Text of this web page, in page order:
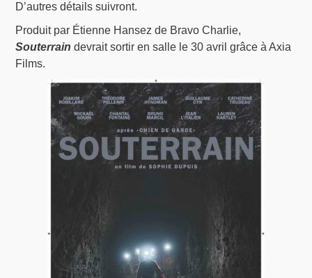
D’autres détails suivront.
Produit par Étienne Hansez de Bravo Charlie,
Souterraindevrait sortir en salle le 30 avril grâce à Axia
Films.